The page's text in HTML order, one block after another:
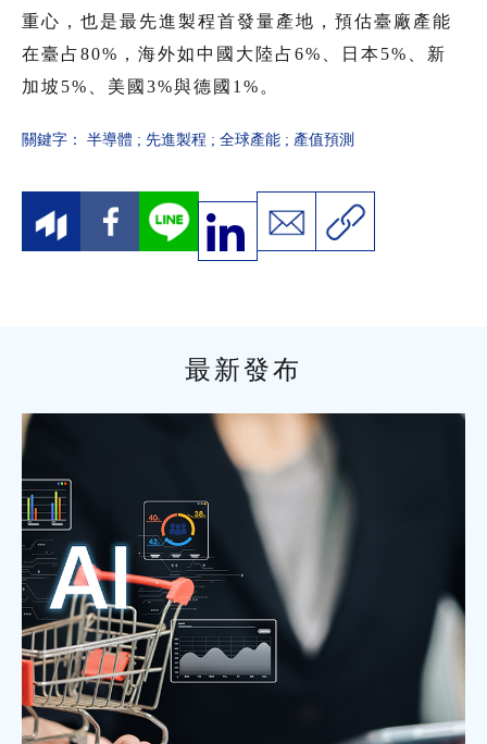
重心，也是最先進製程首發量產地，預估臺廠產能
在臺占80%，海外如中國大陸占6%、日本5%、新
加坡5%、美國3%與德國1%。
關鍵字： 半導體 ; 先進製程 ; 全球產能 ; 產值預測
最新發布